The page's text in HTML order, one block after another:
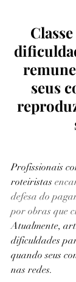
seus
Profissionais
roteiristas
defesa do
por obras que
Atualmente,
dificuldades
quando seus
nas redes.